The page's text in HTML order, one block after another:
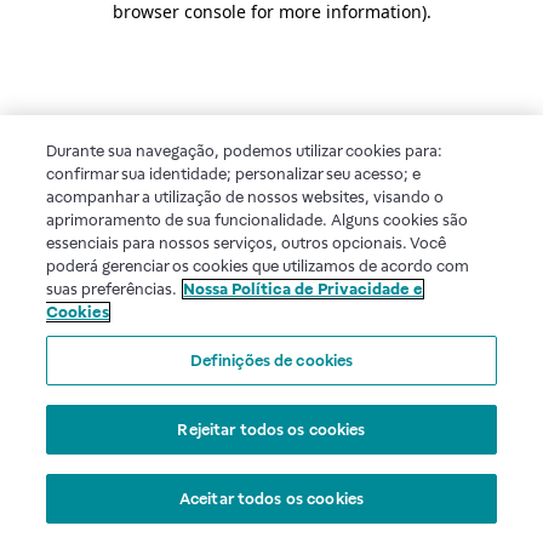
browser console for more information).
Durante sua navegação, podemos utilizar cookies para:
confirmar sua identidade; personalizar seu acesso; e
acompanhar a utilização de nossos websites, visando o
aprimoramento de sua funcionalidade. Alguns cookies são
essenciais para nossos serviços, outros opcionais. Você
poderá gerenciar os cookies que utilizamos de acordo com
suas preferências. Nossa Política de Privacidade e
Cookies
Definições de cookies
Rejeitar todos os cookies
Aceitar todos os cookies